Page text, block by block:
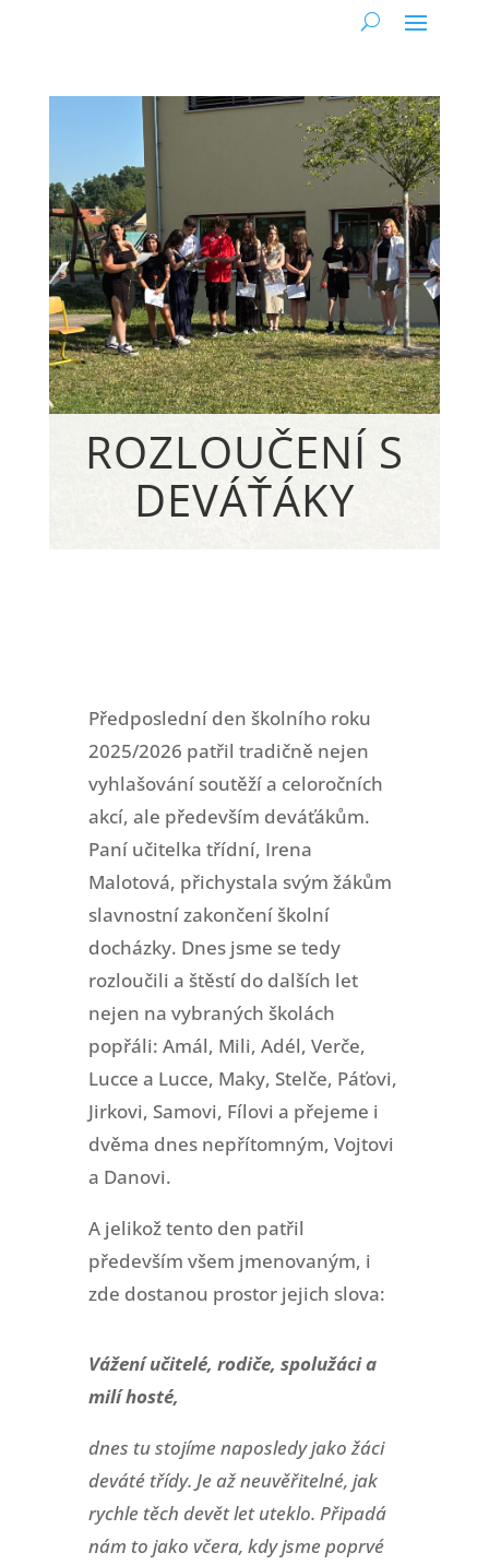
ROZLOUČENÍ S
DEVÁŤÁKY
Předposlední den školního roku
2025/2026 patřil tradičně nejen
vyhlašování soutěží a celoročních
akcí, ale především deváťákům.
Paní učitelka třídní, Irena
Malotová, přichystala svým žákům
slavnostní zakončení školní
docházky. Dnes jsme se tedy
rozloučili a štěstí do dalších let
nejen na vybraných školách
popřáli: Amál, Mili, Adél, Verče,
Lucce a Lucce, Maky, Stelče, Páťovi,
Jirkovi, Samovi, Fílovi a přejeme i
dvěma dnes nepřítomným, Vojtovi
a Danovi.
A jelikož tento den patřil
především všem jmenovaným, i
zde dostanou prostor jejich slova:
Vážení učitelé, rodiče, spolužáci a
milí hosté,
dnes tu stojíme naposledy jako žáci
deváté třídy. Je až neuvěřitelné, jak
rychle těch devět let uteklo. Připadá
nám to jako včera, kdy jsme poprvé